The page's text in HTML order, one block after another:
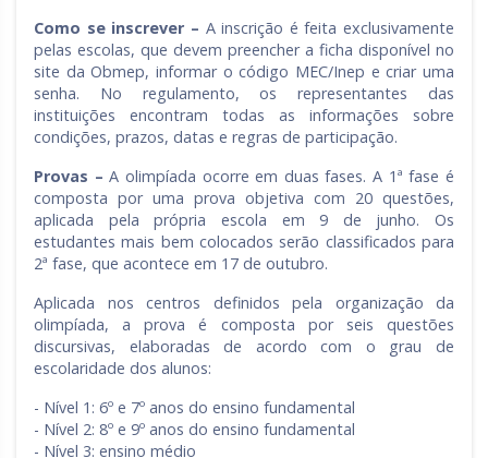
Como se inscrever – A inscrição é feita exclusivamente
pelas escolas, que devem preencher a ficha disponível no
site da Obmep, informar o código MEC/Inep e criar uma
senha. No regulamento, os representantes das
instituições encontram todas as informações sobre
condições, prazos, datas e regras de participação.
Provas – A olimpíada ocorre em duas fases. A 1ª fase é
composta por uma prova objetiva com 20 questões,
aplicada pela própria escola em 9 de junho. Os
estudantes mais bem colocados serão classificados para
2ª fase, que acontece em 17 de outubro.
Aplicada nos centros definidos pela organização da
olimpíada, a prova é composta por seis questões
discursivas, elaboradas de acordo com o grau de
escolaridade dos alunos:
- Nível 1: 6º e 7º anos do ensino fundamental
- Nível 2: 8º e 9º anos do ensino fundamental
- Nível 3: ensino médio